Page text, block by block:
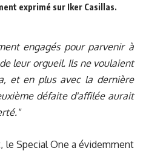
exprimé sur Iker Casillas.
engagés pour parvenir à
leur orgueil. Ils ne voulaient
et en plus avec la dernière
défaite d'affilée aurait
le Special One a évidemment